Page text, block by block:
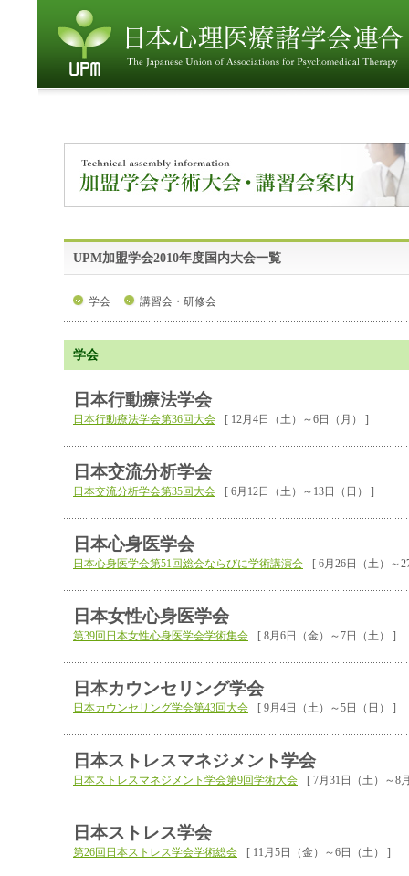
UPM加盟学会2010年度国内大会一覧
学会 講習会・研修会
学会
日本行動療法学会
日本行動療法学会第36回大会 [ 12月4日（土）～6日（月） ]
日本交流分析学会
日本交流分析学会第35回大会 [ 6月12日（土）～13日（日） ]
日本心身医学会
日本心身医学会第51回総会ならびに学術講演会 [ 6月26日（土）～
日本女性心身医学会
第39回日本女性心身医学会学術集会 [ 8月6日（金）～7日（土） ]
日本カウンセリング学会
日本カウンセリング学会第43回大会 [ 9月4日（土）～5日（日） ]
日本ストレスマネジメント学会
日本ストレスマネジメント学会第9回学術大会 [ 7月31日（土）～8
日本ストレス学会
第26回日本ストレス学会学術総会 [ 11月5日（金）～6日（土） ]